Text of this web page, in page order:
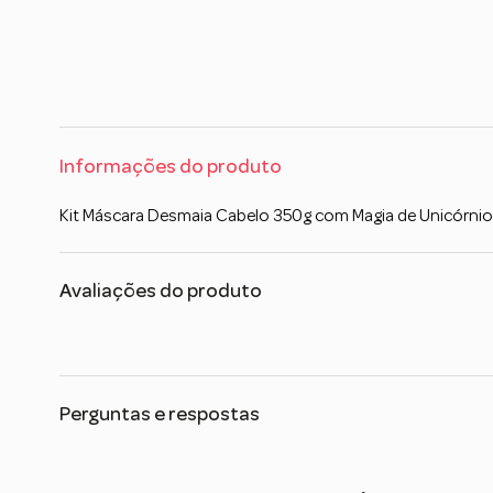
Informações do produto
Kit Máscara Desmaia Cabelo 350g com Magia de
Avaliações do produto
Perguntas e respostas